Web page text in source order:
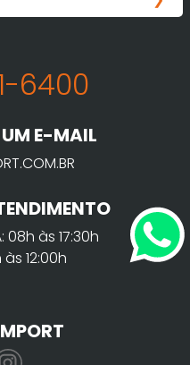
6400
E-MAIL
08h às 17:30h
às 12:00h